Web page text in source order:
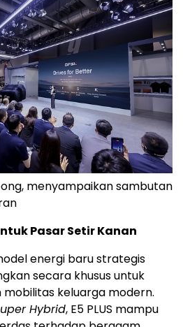
menyampaikan sambutan
Pasar Setir Kanan
energi baru strategis
secara khusus untuk
keluarga modern.
Hybrid, E5 PLUS mampu